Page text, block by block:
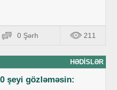
0 Şərh 211
HƏDISLƏR
şeyi gözləməsin: